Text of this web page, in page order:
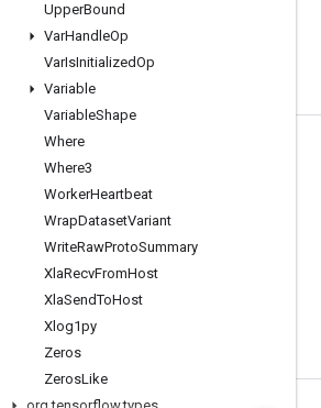
UpperBound
VarHandleOp
VarIsInitializedOp
Variable
VariableShape
Where
Where3
WorkerHeartbeat
WrapDatasetVariant
WriteRawProtoSummary
XlaRecvFromHost
XlaSendToHost
Xlog1py
Zeros
ZerosLike
Permanecer conectado
Blog
Fórum
GitHub
Twitter
YouTube